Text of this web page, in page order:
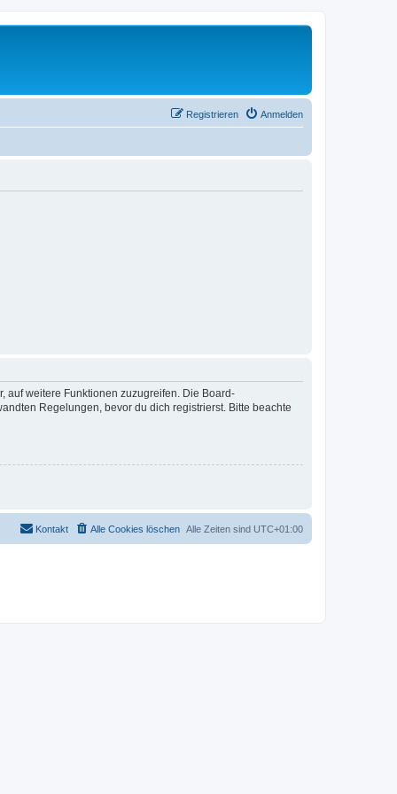
Anmelden
Registrieren
auf weitere Funktionen zuzugreifen. Die Board-
Regelungen, bevor du dich registrierst. Bitte beachte
Alle Zeiten sind UTC+01:00
Alle Cookies löschen
Kontakt